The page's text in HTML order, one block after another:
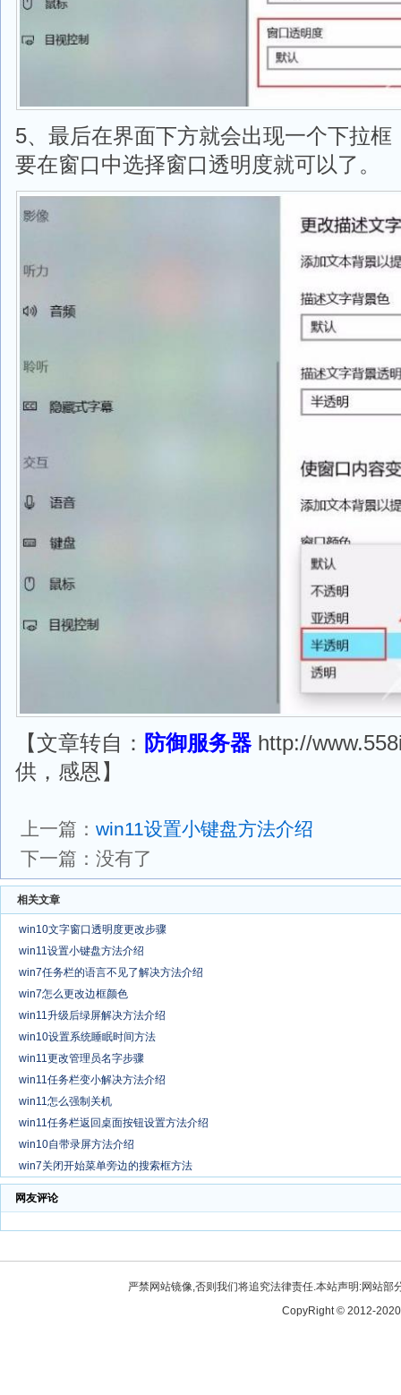
5、最后在界面下方就会出现一个下拉
要在窗口中选择窗口透明度就可以了。
【文章转自： 防御服务器http://
供，感恩】
上一篇：win11设置小键盘方法介绍
下一篇：没有了
相关文章
win10文字窗口透明度更改步骤
win11设置小键盘方法介绍
win7任务栏的语言不见了解决方法介绍
win7怎么更改边框颜色
win11升级后绿屏解决方法介绍
win10设置系统睡眠时间方法
win11更改管理员名字步骤
win11任务栏变小解决方法介绍
win11怎么强制关机
win11任务栏返回桌面按钮设置方法介绍
win10自带录屏方法介绍
win7关闭开始菜单旁边的搜索框方法
网友评论
严禁网站镜像,否则我们将追究法律责任.本站声明:网站
CopyRight © 2012-